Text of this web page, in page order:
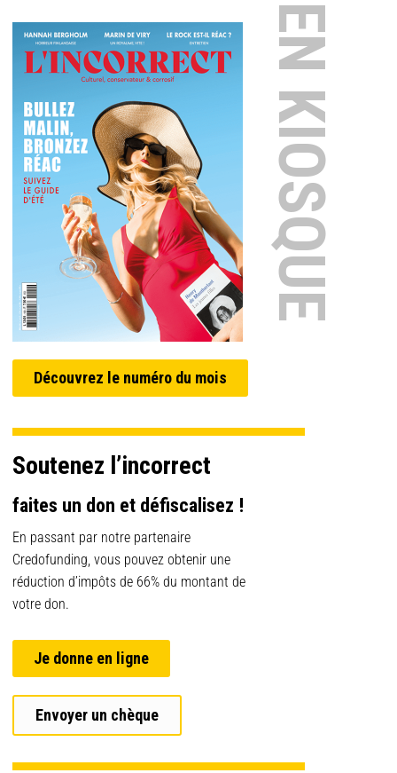
EN KIOSQUE
Découvrez le numéro du mois
Soutenez l’incorrect
faites un don et défiscalisez !
En passant par notre partenaire
Credofunding, vous pouvez obtenir une
réduction d’impôts de 66% du montant de
votre don.
Je donne en ligne
Envoyer un chèque